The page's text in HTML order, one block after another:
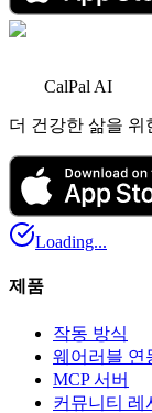
CalPal AI
더 건강한 삶을
Loading...
제품
작동 방식
웨어러블 연
MCP 서버
커뮤니티 레